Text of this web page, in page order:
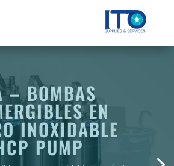
– BOMBAS
PARA
MEUDY